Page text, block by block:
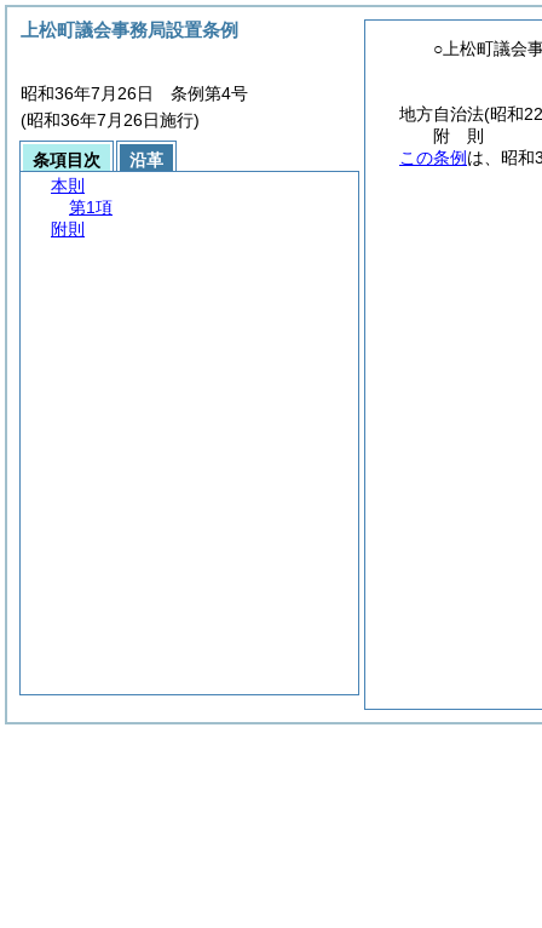
○上松町議会
地方自治法(昭和
附 則
この条例 は、昭和
上松町議会事務局設置条例
昭和36年7月26日 条例第4号
(昭和36年7月26日施行)
条項目次
沿革
本則
第1項
附則